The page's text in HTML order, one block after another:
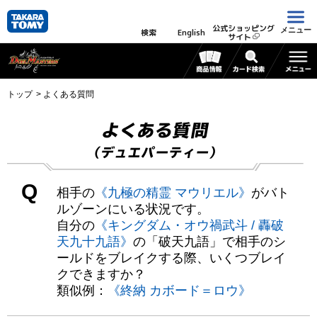
検索 English 公式ショッピング
サイト
メニュー
トップ よくある質問
よくある質問
（デュエパーティー）
Q 相手の 《九極の精霊 マウリエル》 がバト
ルゾーンにいる状況です。
自分の 《キングダム・オウ禍武斗 / 轟破
天九十九語》 の「破天九語」で相手のシ
ールドをブレイクする際、いくつブレイ
クできますか？
類似例：
《終納 カボード＝ロウ》